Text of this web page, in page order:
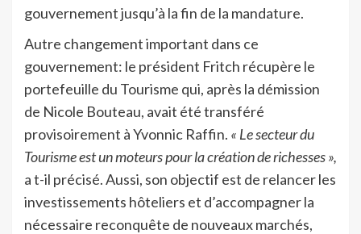
gouvernement jusqu’à la fin de la mandature.
Autre changement important dans ce
gouvernement: le président Fritch récupère le
portefeuille du Tourisme qui, après la démission
de Nicole Bouteau, avait été transféré
provisoirement à Yvonnic Raffin. « Le secteur du
Tourisme est un moteurs pour la création de richesses »,
a t-il précisé. Aussi, son objectif est de relancer les
investissements hôteliers et d’accompagner la
nécessaire reconquête de nouveaux marchés,